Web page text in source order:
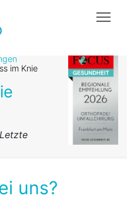
im Knie
Letzte
uns?